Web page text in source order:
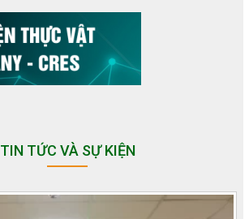
TIN TỨC VÀ SỰ KIỆN